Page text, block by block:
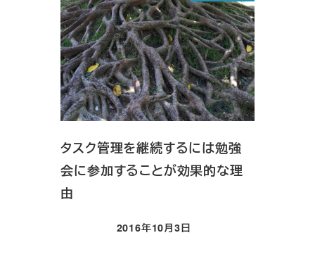
タスク管理を継続するには勉強
会に参加することが効果的な理
由
投稿日
2016年10月3日